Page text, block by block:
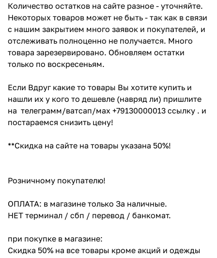
Количество остатков на сайте разное - уточняйте.
Некоторых товаров может не быть - так как в связи
с нашим закрытием много заявок и покупателей, и
отслеживать полноценно не получается. Много
товара зарезервировано. Обновляем остатки
только по воскресеньям.
Если Вдруг какие то товары Вы хотите купить и
нашли их у кого то дешевле (навряд ли) пришлите
на телеграмм/ватсап/мах +79130000013 ссылку . и
постараемся снизить цену!
**Скидка на сайте на товары указана 50%!
Розничному покупателю!
ОПЛАТА: в магазине только За наличные.
НЕТ терминал / сбп / перевод / банкомат.
при покупке в магазине:
Скидка 50% на все товары кроме акций и одежды